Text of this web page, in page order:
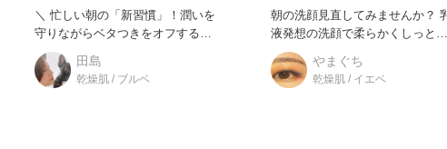
＼ 忙しい朝の「新習慣」！潤いを
守りながらベタつきをオフするミ
田島
乾燥肌 / ブルベ
朝の洗顔見直してみませんか？ 乳
液発想の洗顔で柔らかくしっとり
洗い上げてもちもちお肌に！
やまぐち
乾燥肌 / イエベ